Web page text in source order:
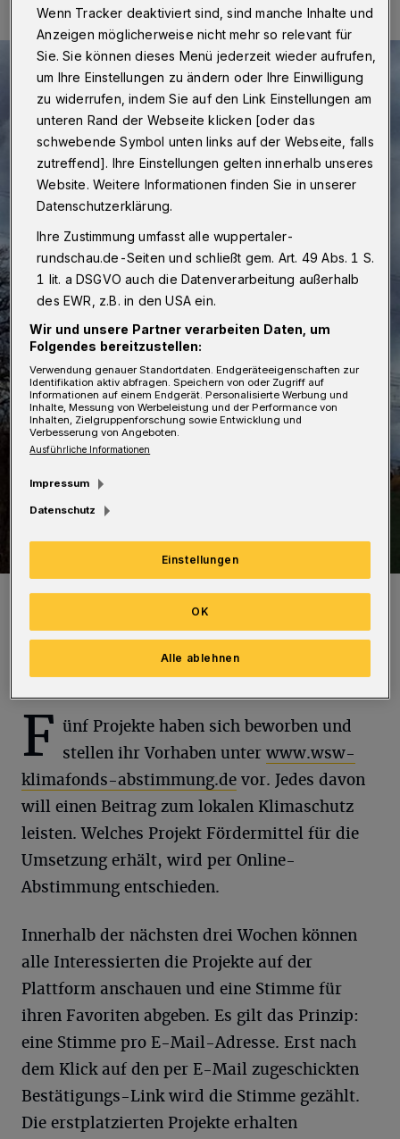
Symbolfoto.
F ünf Projekte haben sich beworben und
stellen ihr Vorhaben unter www.wsw-
klimafonds-abstimmung.de vor. Jedes davon
will einen Beitrag zum lokalen Klimaschutz
leisten. Welches Projekt Fördermittel für die
Umsetzung erhält, wird per Online-
Abstimmung entschieden.
Innerhalb der nächsten drei Wochen können
alle Interessierten die Projekte auf der
Plattform anschauen und eine Stimme für
ihren Favoriten abgeben. Es gilt das Prinzip:
eine Stimme pro E-Mail-Adresse. Erst nach
dem Klick auf den per E-Mail zugeschickten
Bestätigungs-Link wird die Stimme gezählt.
Die erstplatzierten Projekte erhalten
Wenn Tracker deaktiviert sind, sind manche Inhalte und
Anzeigen möglicherweise nicht mehr so relevant für
Sie. Sie können dieses Menü jederzeit wieder aufrufen,
um Ihre Einstellungen zu ändern oder Ihre Einwilligung
zu widerrufen, indem Sie auf den Link Einstellungen am
unteren Rand der Webseite klicken [oder das
schwebende Symbol unten links auf der Webseite, falls
zutreffend]. Ihre Einstellungen gelten innerhalb unseres
Website. Weitere Informationen finden Sie in unserer
Datenschutzerklärung.
Ihre Zustimmung umfasst alle wuppertaler-
rundschau.de-Seiten und schließt gem. Art. 49 Abs. 1 S.
1 lit. a DSGVO auch die Datenverarbeitung außerhalb
des EWR, z.B. in den USA ein.
Wir und unsere Partner verarbeiten Daten, um
Folgendes bereitzustellen:
Verwendung genauer Standortdaten. Endgeräteeigenschaften zur
Identifikation aktiv abfragen. Speichern von oder Zugriff auf
Informationen auf einem Endgerät. Personalisierte Werbung und
Inhalte, Messung von Werbeleistung und der Performance von
Inhalten, Zielgruppenforschung sowie Entwicklung und
Verbesserung von Angeboten.
Ausführliche Informationen
Impressum
Datenschutz
Einstellungen
Alle ablehnen
OK